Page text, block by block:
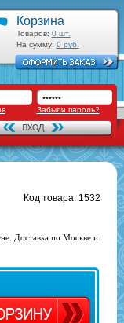
Корзина
Товаров: 0шт.
На сумму: 0руб.
Забыли пароль?
Код товара: 1532
Доставка по Москве и